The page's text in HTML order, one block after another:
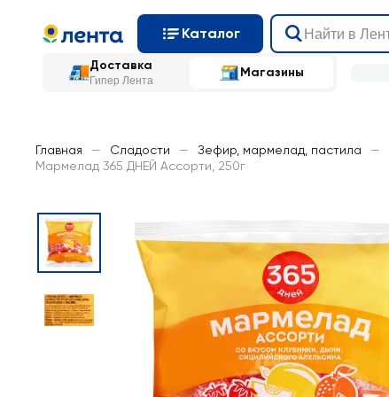
Каталог
Доставка
Гипер Лента
Магазины
Главная — Сладости — Зефир, мармелад, пастила —
Мармелад 365 ДНЕЙ Ассорти, 250г